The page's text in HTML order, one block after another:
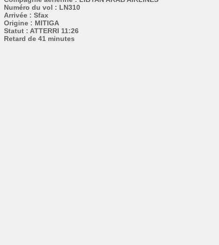
Numéro du vol : LN310
Arrivée : Sfax
Origine : MITIGA
Statut : ATTERRI 11:26
Retard de 41 minutes